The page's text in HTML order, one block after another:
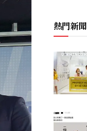
熱門新聞